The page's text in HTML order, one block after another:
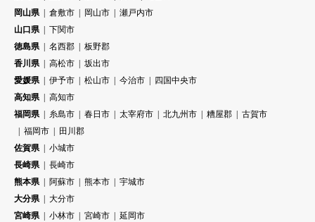
岡山県
倉敷市 岡山市
瀬戸内市
山口県
下関市
徳島県
名西郡
板野郡
香川県
高松市
坂出市
愛媛県
伊予市 松山市 今治市
四国中央市
高知県
高知市
福岡県
糸島市 春日市 太宰府市 北九州市 糟屋郡
古賀市
福岡市
田川郡
佐賀県
小城市
長崎県
長崎市
熊本県
阿蘇市 熊本市
宇城市
大分県
大分市
宮崎県
小林市 宮崎市
延岡市